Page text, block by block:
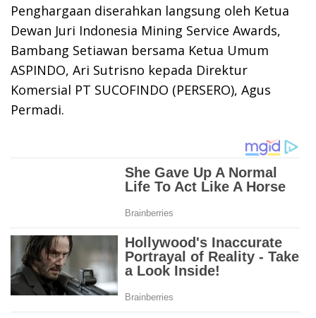
Penghargaan diserahkan langsung oleh Ketua
Dewan Juri Indonesia Mining Service Awards,
Bambang Setiawan bersama Ketua Umum
ASPINDO, Ari Sutrisno kepada Direktur
Komersial PT SUCOFINDO (PERSERO), Agus
Permadi.